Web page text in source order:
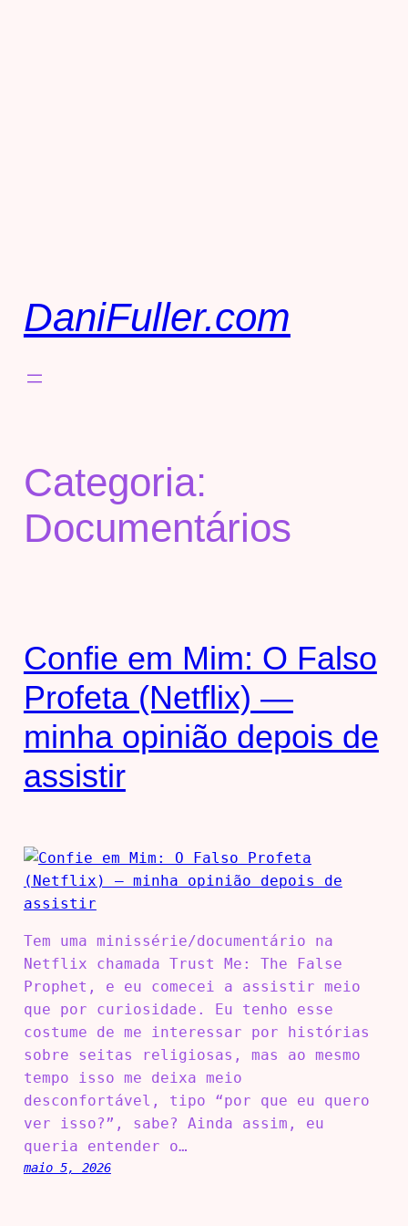
DaniFuller.com
Categoria:
Documentários
Confie em Mim: O Falso
Profeta (Netflix) —
minha opinião depois de
assistir
Tem uma minissérie/documentário na
Netflix chamada Trust Me: The False
Prophet, e eu comecei a assistir meio
que por curiosidade. Eu tenho esse
costume de me interessar por histórias
sobre seitas religiosas, mas ao mesmo
tempo isso me deixa meio
desconfortável, tipo “por que eu quero
ver isso?”, sabe? Ainda assim, eu
queria entender o…
maio 5, 2026